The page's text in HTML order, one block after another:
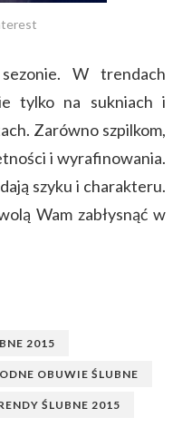
W trendach
tylko na sukniach i
Zarówno szpilkom,
i wyrafinowania.
szyku i charakteru.
Wam zabłysnąć w
2015
OBUWIE ŚLUBNE
ŚLUBNE 2015